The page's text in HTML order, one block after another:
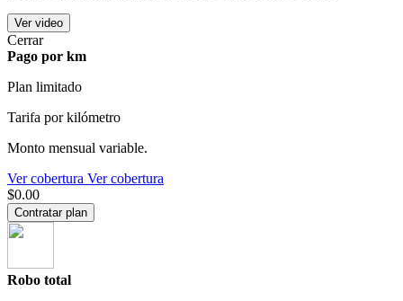
Ver video
Cerrar
Pago por km
Plan limitado
Tarifa por kilómetro
Monto mensual variable.
Ver cobertura Ver cobertura
$0.00
Contratar plan
Robo total